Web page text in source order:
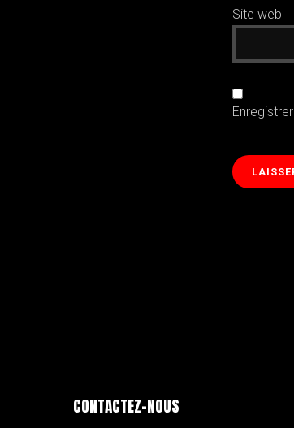
Site web
CONTACTEZ-NOUS